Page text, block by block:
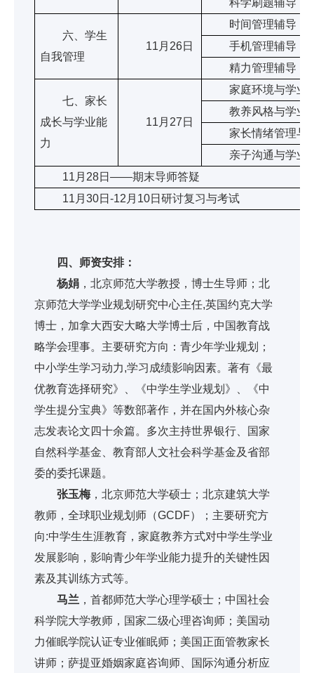
六、学生
自我管理
11月26日
时间管理辅导
手机管理辅导
精力管理辅导
七、家长
成长与学业能
力
11月27日
家庭环境与学业
教养风格与学业
家长情绪管理与
亲子沟通与学业
11月28日——期末导师答疑
11月30日-12月10日研讨复习与考试
四、师资安排：
杨娟 ，北京师范大学教授，博士生导师；北
京师范大学学业规划研究中心主任,英国约克大学
博士，加拿大西安大略大学博士后，中国教育战
略学会理事。主要研究方向：青少年学业规划；
中小学生学习动力,学习成绩影响因素。著有《最
优教育选择研究》、《中学生学业规划》、《中
学生提分宝典》等数部著作，并在国内外核心杂
志发表论文四十余篇。多次主持世界银行、国家
自然科学基金、教育部人文社会科学基金及省部
委的委托课题。
张玉梅，北京师范大学硕士；北京建筑大学
教师，全球职业规划师（GCDF）；主要研究方
向:中学生生涯教育，家庭教养方式对中学生学业
发展影响，影响青少年学业能力提升的关键性因
素及其训练方式等。
马兰 ，首都师范大学心理学硕士；中国社会
科学院大学教师，国家二级心理咨询师；美国动
力催眠学院认证专业催眠师；美国正面管教家长
讲师；萨提亚婚姻家庭咨询师、国际沟通分析应